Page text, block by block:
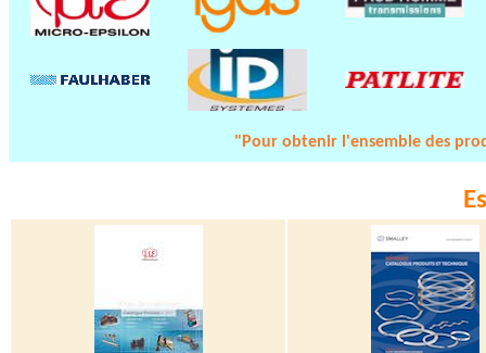
"Pour obtenir l'ensemble des